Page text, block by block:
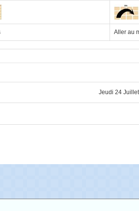
Aller au
Jeudi 24